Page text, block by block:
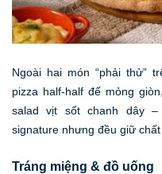
Ngoài hai món “phải thử”
pizza half-half đế mỏng
salad vịt sốt chanh dây
signature nhưng đều giữ chất
Tráng miệng & đồ uống